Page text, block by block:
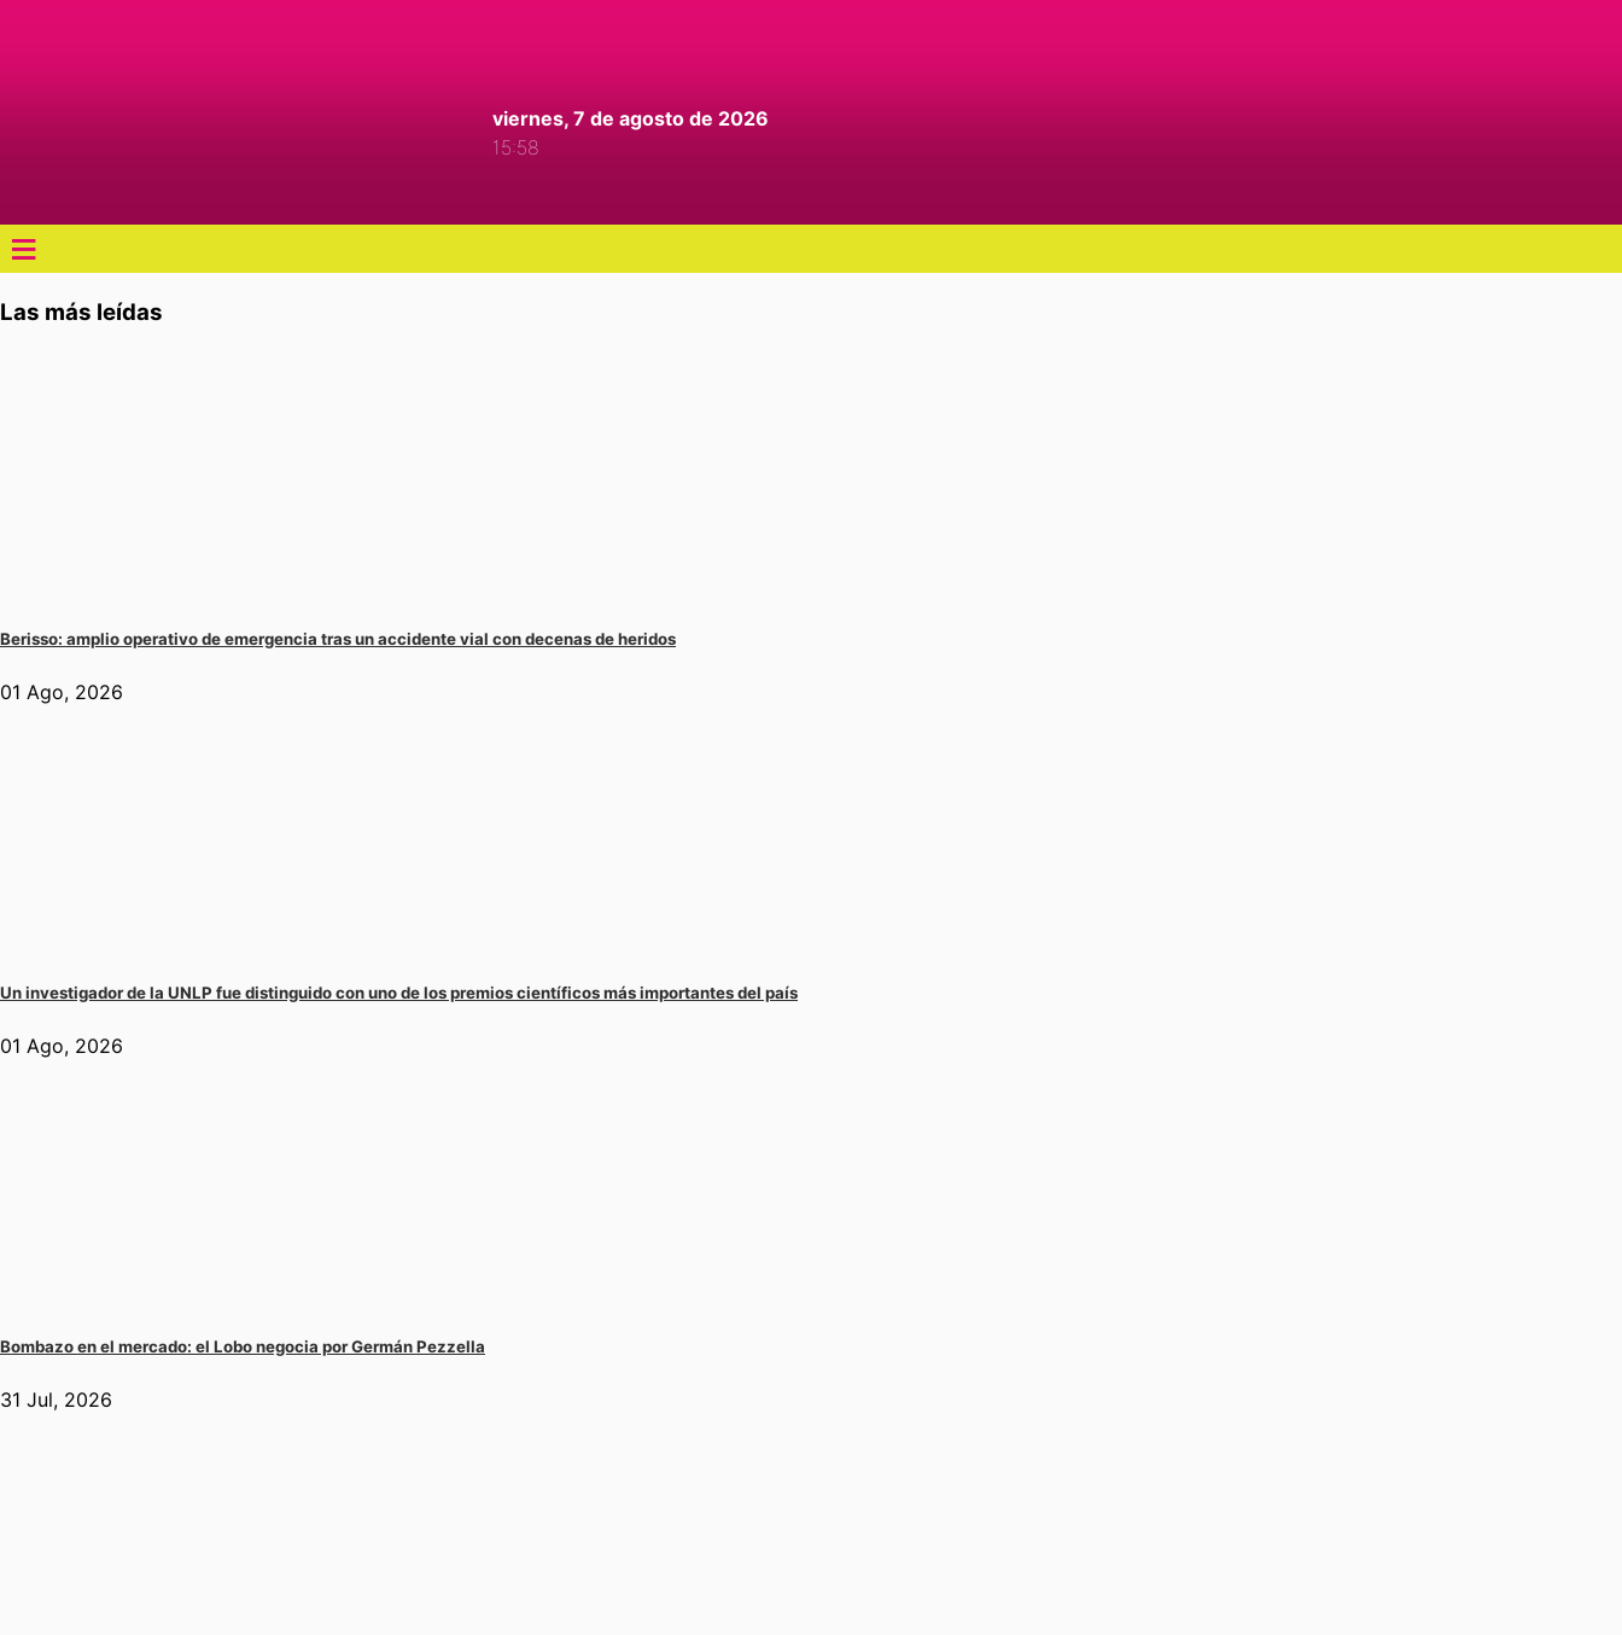
viernes, 7 de agosto de 2026
15:58
≡
Las más leídas
Berisso: amplio operativo de emergencia tras un accidente vial con decenas de heridos
01 Ago, 2026
Un investigador de la UNLP fue distinguido con uno de los premios científicos más importantes del país
01 Ago, 2026
Bombazo en el mercado: el Lobo negocia por Germán Pezzella
31 Jul, 2026